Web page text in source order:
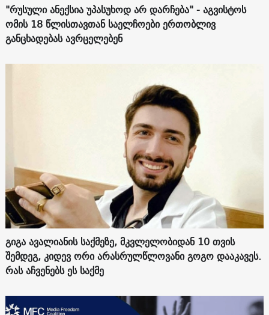
"რუსული ანექსია უპასუხოდ არ დარჩება" - აგვისტოს
ომის 18 წლისთავთან საელჩოები ერთობლივ
განცხადებას ავრცელებენ
გიგა ავალიანის საქმეზე, მკვლელობიდან 10 თვის
შემდეგ, კიდევ ორი არასრულწლოვანი გოგო დააკავეს.
რას აჩვენებს ეს საქმე